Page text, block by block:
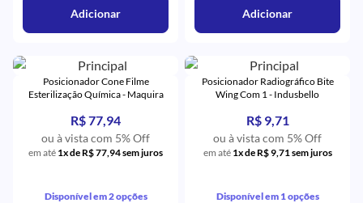
Adicionar Adicionar
Posicionador Cone Filme
Esterilização Química - Maquira
R$ 77,94
ou à vista com 5% Off
em até 1x de R$ 77,94 sem juros
Disponível em 2 opções
Posicionador Radiográfico Bite
Wing Com 1 - Indusbello
R$ 9,71
ou à vista com 5% Off
em até 1x de R$ 9,71 sem juros
Disponível em 1 opções